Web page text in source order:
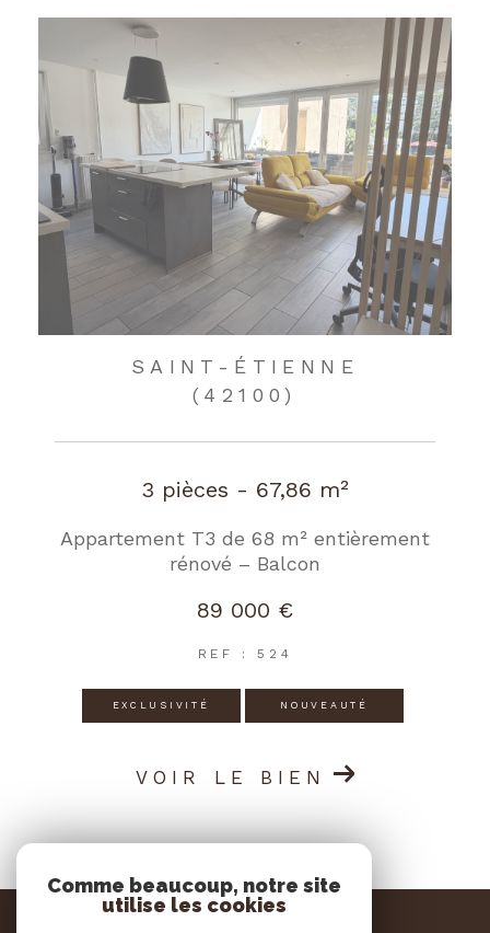
SAINT-ÉTIENNE
(42100)
3 pièces - 67,86 m²
Appartement T3 de 68 m² entièrement
rénové – Balcon
89 000 €
REF : 524
EXCLUSIVITÉ NOUVEAUTÉ
VOIR LE BIEN
Comme beaucoup, notre site
utilise les cookies